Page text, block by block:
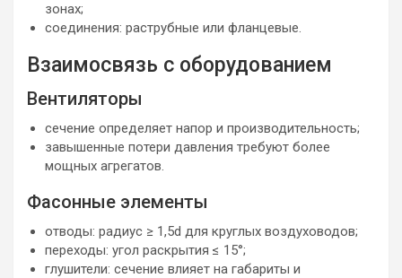
зонах;
соединения: раструбные или фланцевые.
Взаимосвязь с оборудованием
Вентиляторы
сечение определяет напор и производительность;
завышенные потери давления требуют более
мощных агрегатов.
Фасонные элементы
отводы: радиус ≥ 1,5d для круглых воздуховодов;
переходы: угол раскрытия ≤ 15°;
глушители: сечение влияет на габариты и